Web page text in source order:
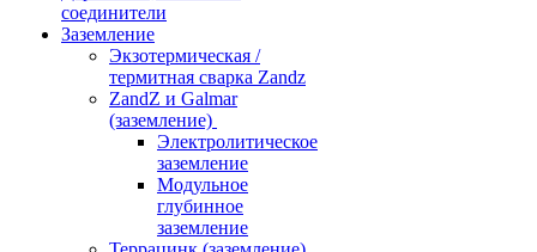
соединители
Заземление
Экзотермическая /
термитная сварка Zandz
ZandZ и Galmar
(заземление)
Электролитическое
заземление
Модульное
глубинное
заземление